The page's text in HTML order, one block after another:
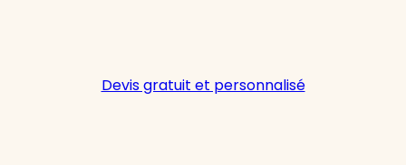
Devis gratuit et personnalisé